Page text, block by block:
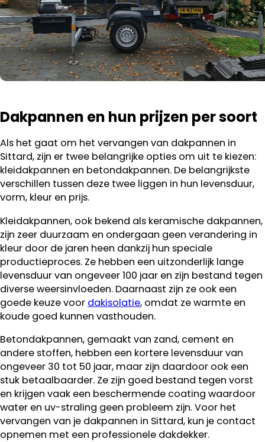
Dakpannen en hun prijzen per soort
Als het gaat om het vervangen van dakpannen in
Sittard, zijn er twee belangrijke opties om uit te kiezen:
kleidakpannen en betondakpannen. De belangrijkste
verschillen tussen deze twee liggen in hun levensduur,
vorm, kleur en prijs.
Kleidakpannen, ook bekend als keramische dakpannen,
zijn zeer duurzaam en ondergaan geen verandering in
kleur door de jaren heen dankzij hun speciale
productieproces. Ze hebben een uitzonderlijk lange
levensduur van ongeveer 100 jaar en zijn bestand tegen
diverse weersinvloeden. Daarnaast zijn ze ook een
goede keuze voor dakisolatie, omdat ze warmte en
koude goed kunnen vasthouden.
Betondakpannen, gemaakt van zand, cement en
andere stoffen, hebben een kortere levensduur van
ongeveer 30 tot 50 jaar, maar zijn daardoor ook een
stuk betaalbaarder. Ze zijn goed bestand tegen vorst
en krijgen vaak een beschermende coating waardoor
water en uv-straling geen probleem zijn. Voor het
vervangen van je dakpannen in Sittard, kun je contact
opnemen met een professionele dakdekker.